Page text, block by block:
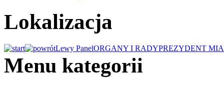
Lokalizacja
Lewy PanelORGANY I RADYPREZYDENT
Menu kategorii